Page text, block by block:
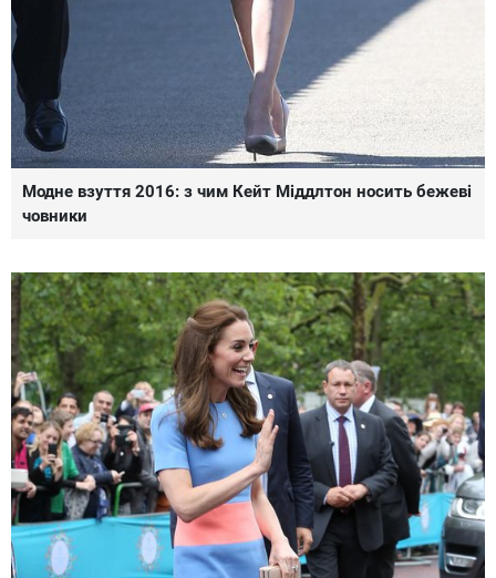
Модне взуття 2016: з чим Кейт Міддлтон носить бежеві
човники